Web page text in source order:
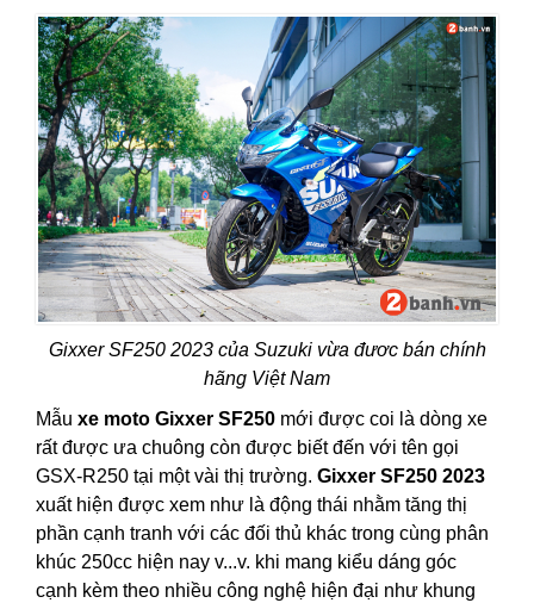
Gixxer SF250 2023 của Suzuki vừa đươc bán chính
hãng Việt Nam
Mẫu xe moto Gixxer SF250 mới được coi là dòng xe
rất được ưa chuông còn được biết đến với tên gọi
GSX-R250 tại một vài thị trường. Gixxer SF250 2023
xuất hiện được xem như là động thái nhằm tăng thị
phần cạnh tranh với các đối thủ khác trong cùng phân
khúc 250cc hiện nay v...v. khi mang kiểu dáng góc
cạnh kèm theo nhiều công nghệ hiện đại như khung